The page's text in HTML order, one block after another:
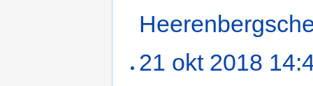
21 okt 2018